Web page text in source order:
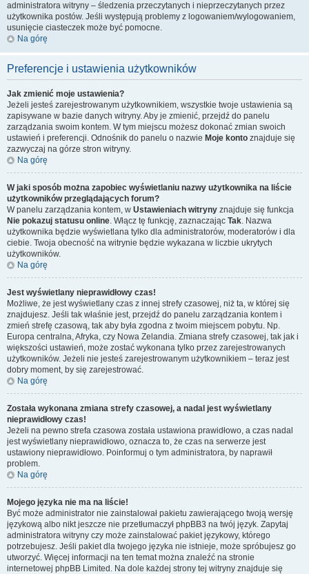
administratora witryny – śledzenia przeczytanych i nieprzeczytanych przez
użytkownika postów. Jeśli występują problemy z logowaniem/wylogowaniem,
usunięcie ciasteczek może być pomocne.
Na górę
Preferencje i ustawienia użytkowników
Jak zmienić moje ustawienia?
Jeżeli jesteś zarejestrowanym użytkownikiem, wszystkie twoje ustawienia są
zapisywane w bazie danych witryny. Aby je zmienić, przejdź do panelu
zarządzania swoim kontem. W tym miejscu możesz dokonać zmian swoich
ustawień i preferencji. Odnośnik do panelu o nazwie Moje konto znajduje się
zazwyczaj na górze stron witryny.
Na górę
W jaki sposób można zapobiec wyświetlaniu nazwy użytkownika na liście
użytkowników przeglądających forum?
W panelu zarządzania kontem, w Ustawieniach witryny znajduje się funkcja
Nie pokazuj statusu online. Włącz tę funkcję, zaznaczając Tak. Nazwa
użytkownika będzie wyświetlana tylko dla administratorów, moderatorów i dla
ciebie. Twoja obecność na witrynie będzie wykazana w liczbie ukrytych
użytkowników.
Na górę
Jest wyświetlany nieprawidłowy czas!
Możliwe, że jest wyświetlany czas z innej strefy czasowej, niż ta, w której się
znajdujesz. Jeśli tak właśnie jest, przejdź do panelu zarządzania kontem i
zmień strefę czasową, tak aby była zgodna z twoim miejscem pobytu. Np.
Europa centralna, Afryka, czy Nowa Zelandia. Zmiana strefy czasowej, tak jak i
większości ustawień, może zostać wykonana tylko przez zarejestrowanych
użytkowników. Jeżeli nie jesteś zarejestrowanym użytkownikiem – teraz jest
dobry moment, by się zarejestrować.
Na górę
Została wykonana zmiana strefy czasowej, a nadal jest wyświetlany
nieprawidłowy czas!
Jeżeli na pewno strefa czasowa została ustawiona prawidłowo, a czas nadal
jest wyświetlany nieprawidłowo, oznacza to, że czas na serwerze jest
ustawiony nieprawidłowo. Poinformuj o tym administratora, by naprawił
problem.
Na górę
Mojego języka nie ma na liście!
Być może administrator nie zainstalował pakietu zawierającego twoją wersję
językową albo nikt jeszcze nie przetłumaczył phpBB3 na twój język. Zapytaj
administratora witryny czy może zainstalować pakiet językowy, którego
potrzebujesz. Jeśli pakiet dla twojego języka nie istnieje, może spróbujesz go
utworzyć. Więcej informacji na ten temat można znaleźć na stronie
internetowej phpBB Limited. Na dole każdej strony tej witryny znajduje się